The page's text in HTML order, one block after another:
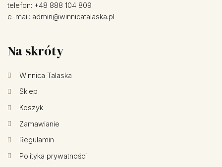
telefon: +48 888 104 809
e-mail: admin@winnicatalaska.pl
Na skróty
Winnica Talaska
Sklep
Koszyk
Zamawianie
Regulamin
Polityka prywatności